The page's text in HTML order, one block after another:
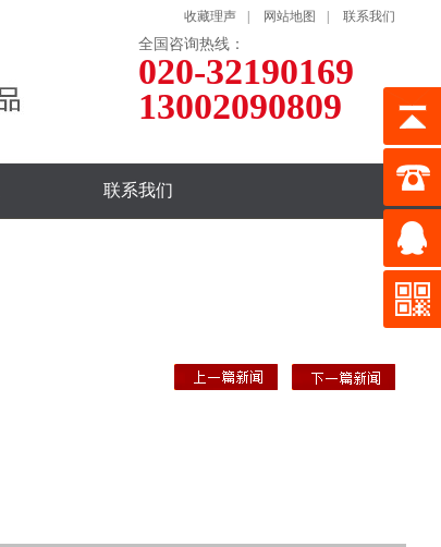
收藏理声 网站地图 联系我们
全国咨询热线：
020-32190169
13002090809
联系我们